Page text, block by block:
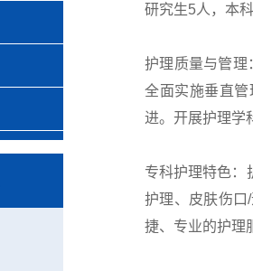
研究生5人，本
护理质量与管理
全面实施垂直
进。开展护理学
专科护理特色：
护理、皮肤伤口
捷、专业的护理